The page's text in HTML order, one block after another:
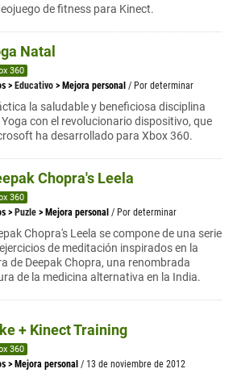
de fitness para Kinect.
Natal
360
> Educativo > Mejora personal / Por determinar
la saludable y beneficiosa disciplina
Yoga con el revolucionario dispositivo, que
ha desarrollado para Xbox 360.
Chopra's Leela
360
> Puzle > Mejora personal / Por determinar
Chopra's Leela se compone de una serie
de meditación inspirados en la
de Deepak Chopra, una renombrada
de la medicina alternativa en la India.
+ Kinect Training
360
> Mejora personal / 13 de noviembre de 2012